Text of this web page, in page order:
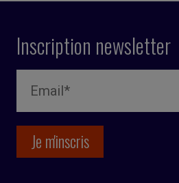
Inscription newsletter